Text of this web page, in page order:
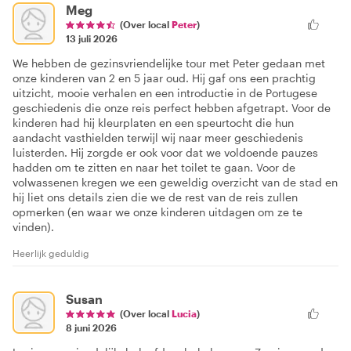
Meg
(Over local Peter)
13 juli 2026
We hebben de gezinsvriendelijke tour met Peter gedaan met
onze kinderen van 2 en 5 jaar oud. Hij gaf ons een prachtig
uitzicht, mooie verhalen en een introductie in de Portugese
geschiedenis die onze reis perfect hebben afgetrapt. Voor de
kinderen had hij kleurplaten en een speurtocht die hun
aandacht vasthielden terwijl wij naar meer geschiedenis
luisterden. Hij zorgde er ook voor dat we voldoende pauzes
hadden om te zitten en naar het toilet te gaan. Voor de
volwassenen kregen we een geweldig overzicht van de stad en
hij liet ons details zien die we de rest van de reis zullen
opmerken (en waar we onze kinderen uitdagen om ze te
vinden).
Heerlijk geduldig
Susan
(Over local Lucia)
8 juni 2026